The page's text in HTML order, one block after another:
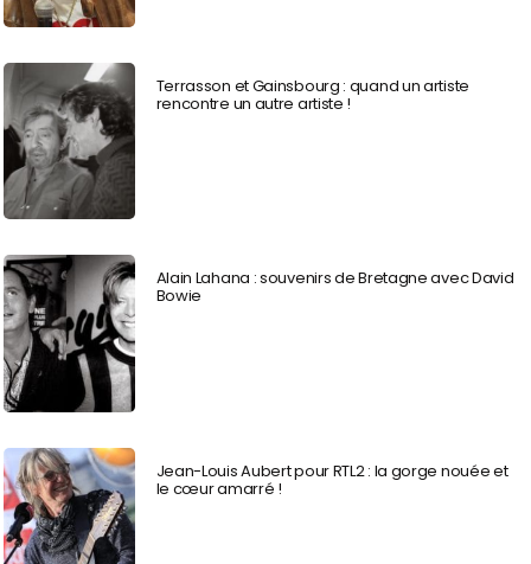
Terrasson et Gainsbourg : quand un artiste
rencontre un autre artiste !
Alain Lahana : souvenirs de Bretagne avec David
Bowie
Jean-Louis Aubert pour RTL2 : la gorge nouée et
le cœur amarré !